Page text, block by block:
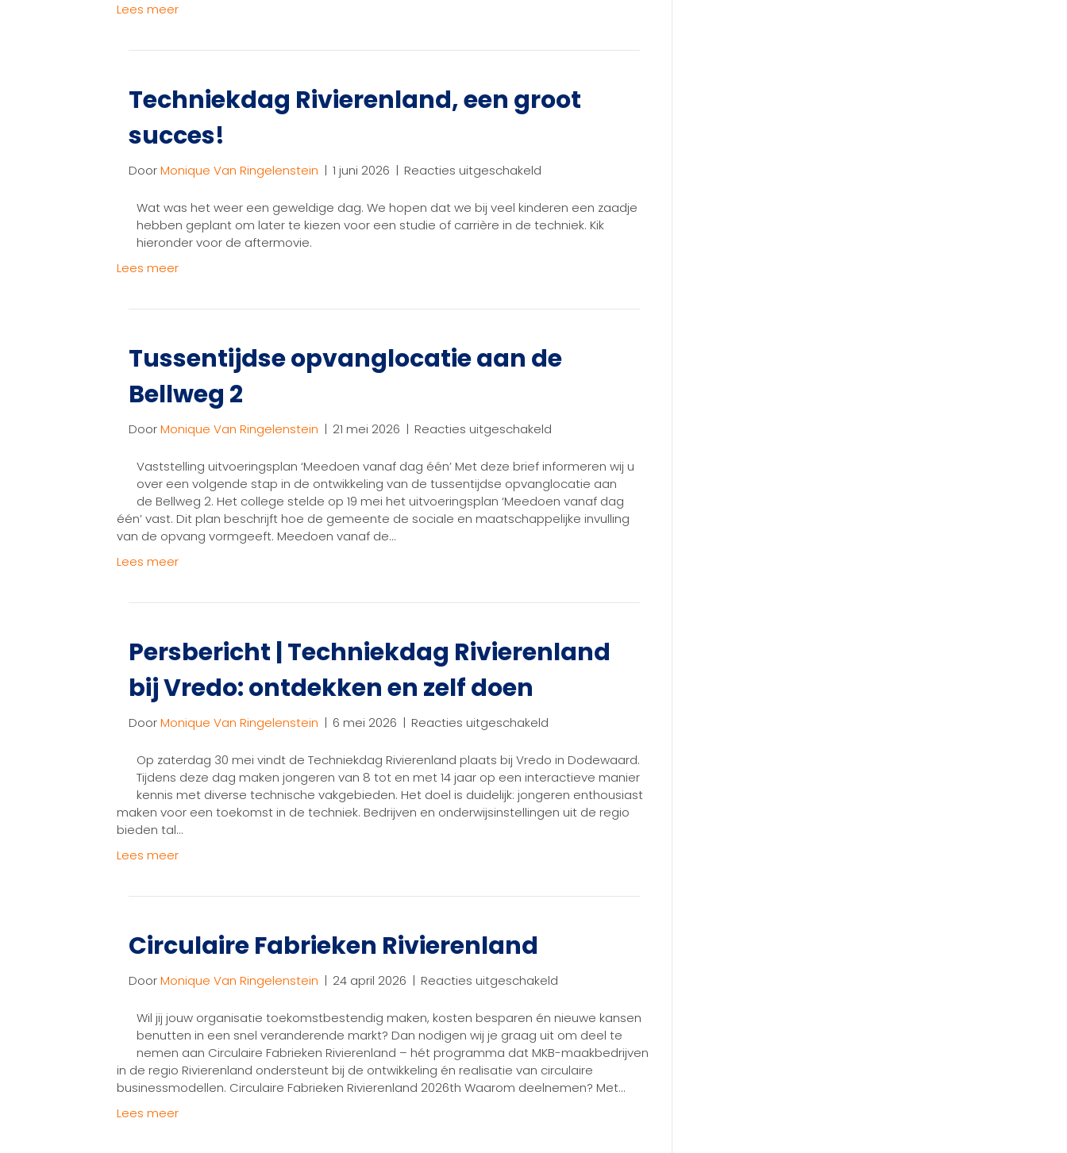
Lees meer
Techniekdag Rivierenland, een groot
succes!
DoorMonique Van Ringelenstein | 1 juni 2026 | Reacties uitgeschakeld
Rivierenland,
een
Wat was het weer een geweldige dag. We hopen dat we bij veel kinderen een zaadje
hebben geplant om later te kiezen voor een studie of carrière in de techniek. Kik
hieronder voor de aftermovie.
Lees meer
Tussentijdse opvanglocatie aan de
Bellweg 2
DoorMonique Van Ringelenstein | 21 mei 2026 | Reacties uitgeschakeld
opvanglocatie
aan
de
Bellweg
Vaststelling uitvoeringsplan ‘Meedoen vanaf dag één’ Met deze brief informeren wij u
over een volgende stap in de ontwikkeling van de tussentijdse opvanglocatie aan
de Bellweg 2. Het college stelde op 19 mei het uitvoeringsplan ‘Meedoen vanaf dag
één’ vast. Dit plan beschrijft hoe de gemeente de sociale en maatschappelijke invulling
van de opvang vormgeeft. Meedoen vanaf de…
Lees meer
Persbericht | Techniekdag Rivierenland
bij Vredo: ontdekken en zelf doen
DoorMonique Van Ringelenstein | 6 mei 2026 | Reacties uitgeschakeld
|
Techniekdag
Rivierenland
bij
doen
Op zaterdag 30 mei vindt de Techniekdag Rivierenland plaats bij Vredo in Dodewaard.
Tijdens deze dag maken jongeren van 8 tot en met 14 jaar op een interactieve manier
kennis met diverse technische vakgebieden. Het doel is duidelijk: jongeren enthousiast
maken voor een toekomst in de techniek. Bedrijven en onderwijsinstellingen uit de regio
bieden tal…
Lees meer
Circulaire Fabrieken Rivierenland
DoorMonique Van Ringelenstein | 24 april 2026 | Reacties uitgeschakeld
Fabrieken
Rivierenland
Wil jij jouw organisatie toekomstbestendig maken, kosten besparen én nieuwe kansen
benutten in een snel veranderende markt? Dan nodigen wij je graag uit om deel te
nemen aan Circulaire Fabrieken Rivierenland – hét programma dat MKB-maakbedrijven
in de regio Rivierenland ondersteunt bij de ontwikkeling én realisatie van circulaire
businessmodellen. Circulaire Fabrieken Rivierenland 2026th Waarom deelnemen? Met…
Lees meer